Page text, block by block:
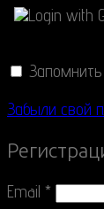
Login with
Забыли свой
Email *